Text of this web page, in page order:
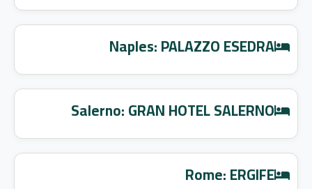
Naples: PALAZZO ESEDRA
Salerno: GRAN HOTEL SALERNO
Rome: ERGIFE